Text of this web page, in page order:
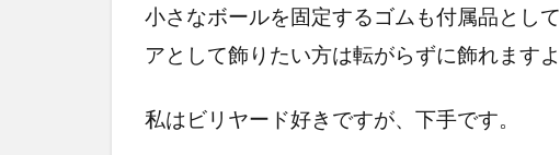
ハー
レー
ッド
小さなボールを固定するゴムも付属品とし
アとして飾りたい方は転がらずに飾れますよ
私はビリヤード好きですが、下手です。